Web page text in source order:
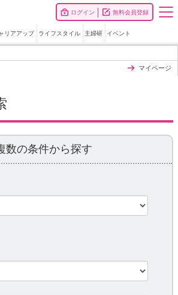
ログイン 無料会員登録
リアアップ ライフスタイル 主婦研 イベント
マイページ
数の条件から探す